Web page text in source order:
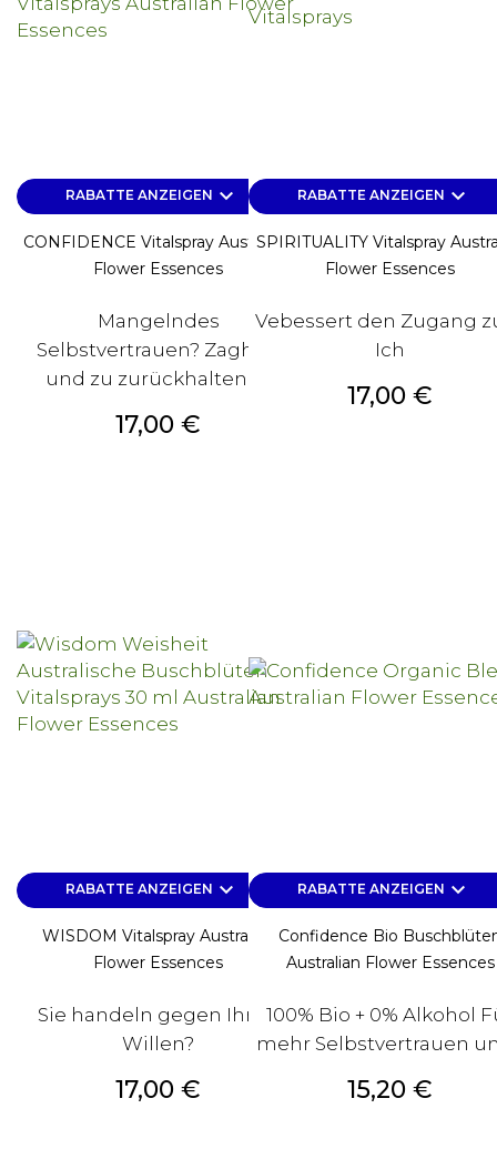
RABATTE ANZEIGEN keyboard_arrow_down
CONFIDENCE Vitalspray Australian
Flower Essences
Mangelndes
Selbstvertrauen? Zaghaft
und zu zurückhaltend?
Preis
17,00 €
RABATTE ANZEIGEN keyboard_arrow_down
SPIRITUALITY Vitalspray
Flower Essences
Vebessert den Zugang
Ich
Preis
17,00 €
RABATTE ANZEIGEN keyboard_arrow_down
WISDOM Vitalspray Australian
Flower Essences
Sie handeln gegen Ihren
Willen?
Preis
17,00 €
RABATTE ANZEIGEN keyboard_arrow_down
Confidence Bio
Australian Flower Essences
100% Bio + 0% Alkohol
mehr Selbstvertrauen
Preis
15,20 €